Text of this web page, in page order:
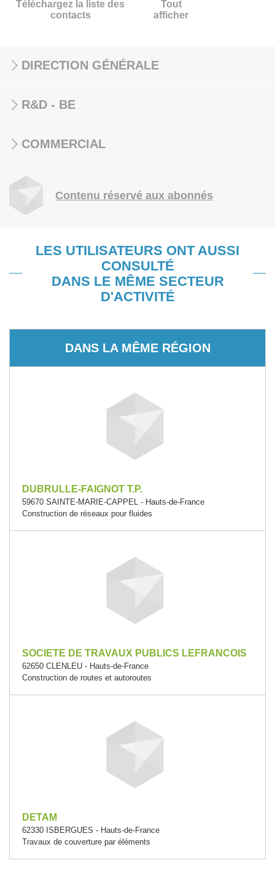
Téléchargez la liste des
contacts
Tout
afficher
DIRECTION GÉNÉRALE
R&D - BE
COMMERCIAL
Contenu réservé aux abonnés
LES UTILISATEURS ONT AUSSI
CONSULTÉ
DANS LE MÊME SECTEUR
D'ACTIVITÉ
DANS LA MÊME RÉGION
DUBRULLE-FAIGNOT T.P.
59670 SAINTE-MARIE-CAPPEL - Hauts-de-France
Construction de réseaux pour fluides
SOCIETE DE TRAVAUX PUBLICS LEFRANCOIS
62650 CLENLEU - Hauts-de-France
Construction de routes et autoroutes
DETAM
62330 ISBERGUES - Hauts-de-France
Travaux de couverture par éléments